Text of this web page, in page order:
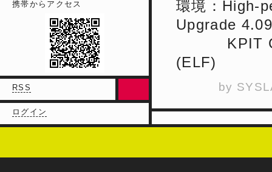
携帯からアクセス
RSS
ログイン
環境：High-
Upgrade
KPIT
(ELF)
by